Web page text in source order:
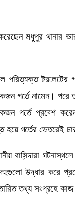
মধুপুর থানার
পরিত্যক্ত টয়লেটের
গর্তে নামেন। পরে
গর্তে প্রবেশ
হয়ে গর্তের ভেতরেই
বাসিন্দারা
উদ্ধার করে
তথ্য সংগ্রহে